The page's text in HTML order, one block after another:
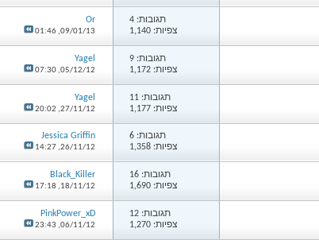
תגובות: 4
צפיות: 1,140
Or
09/01/13,
01:46
תגובות: 9
צפיות: 1,172
Yagel
05/12/12,
07:30
תגובות: 11
צפיות: 1,177
Yagel
27/11/12,
20:02
תגובות: 6
צפיות: 1,358
Jessica Griffin
26/11/12,
14:27
תגובות: 16
צפיות: 1,690
Black_Killer
18/11/12,
17:18
תגובות: 12
צפיות: 1,270
PinkPower_xD
06/11/12,
23:43